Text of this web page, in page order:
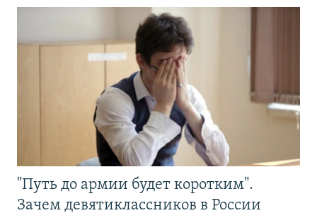
"Путь до армии будет коротким".
Зачем девятиклассников в России